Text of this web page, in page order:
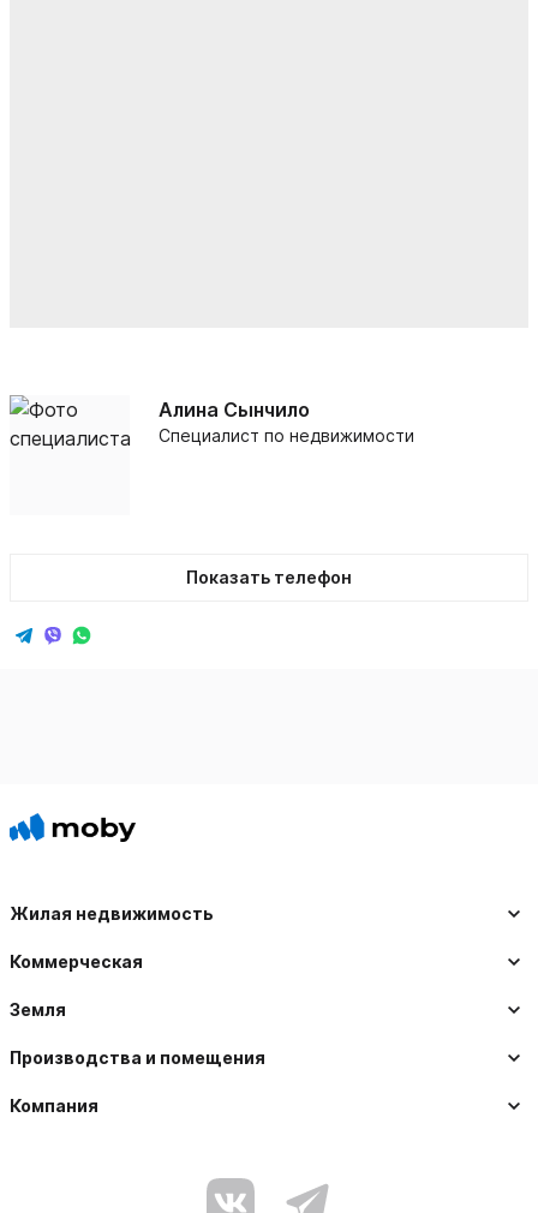
Алина Сынчило
Специалист по недвижимости
Показать телефон
Жилая недвижимость
Коммерческая
Земля
Производства и помещения
Компания